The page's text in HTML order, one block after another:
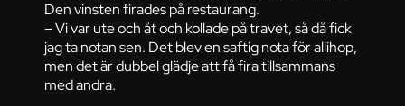
Den vinsten firades på restaurang.
– Vi var ute och åt och kollade på travet, så då fick
jag ta notan sen. Det blev en saftig nota för allihop,
men det är dubbel glädje att få fira tillsammans
med andra.